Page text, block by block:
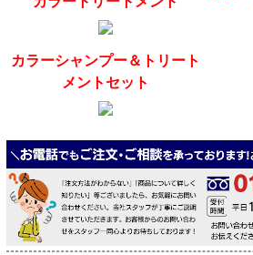
カラーシャンプー＆トリート
メントセット